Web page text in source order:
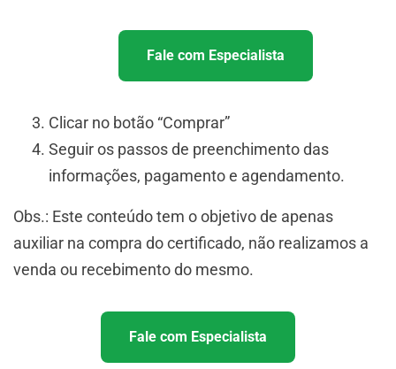
Fale com Especialista
Clicar no botão “Comprar”
Seguir os passos de preenchimento das
informações, pagamento e agendamento.
Obs.: Este conteúdo tem o objetivo de apenas
auxiliar na compra do certificado, não realizamos a
venda ou recebimento do mesmo.
Fale com Especialista